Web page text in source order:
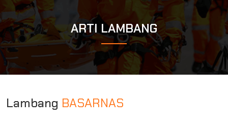
ARTI LAMBANG
Lambang BASARNAS